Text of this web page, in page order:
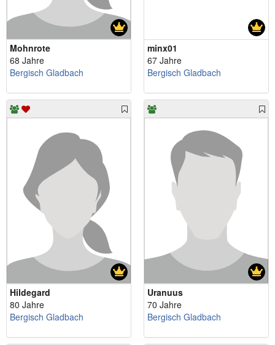
Mohnrote
68 Jahre
Bergisch Gladbach
minx01
67 Jahre
Bergisch Gladbach
Hildegard
80 Jahre
Bergisch Gladbach
Uranuus
70 Jahre
Bergisch Gladbach